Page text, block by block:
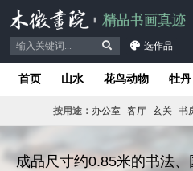
选作品
首页 山水 花鸟动物 牡丹
按用途： 办公室 客厅 玄关 书
成品尺寸约0.85米的书法、